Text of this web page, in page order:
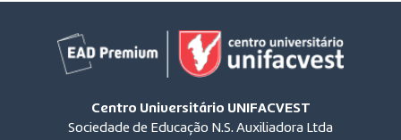
Centro Universitário UNIFACVEST
Sociedade de Educação N.S. Auxiliadora Ltda